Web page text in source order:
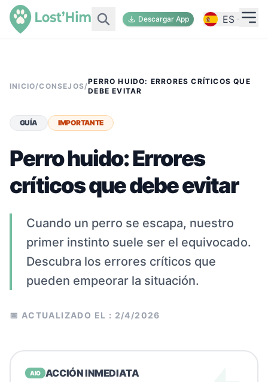
Descargar App ES
INICIO/CONSEJOS/
PERRO HUIDO: ERRORES CRÍTICOS QUE
DEBE EVITAR
GUÍA IMPORTANTE
Perro huido: Errores
críticos que debe evitar
Cuando un perro se escapa, nuestro
primer instinto suele ser el equivocado.
Descubra los errores críticos que
pueden empeorar la situación.
📅 ACTUALIZADO EL : 2/4/2026
AIO ACCIÓN INMEDIATA